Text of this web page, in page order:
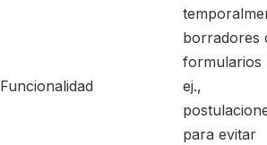
Funcionalidad
borradores
formularios
ej.,
para evitar